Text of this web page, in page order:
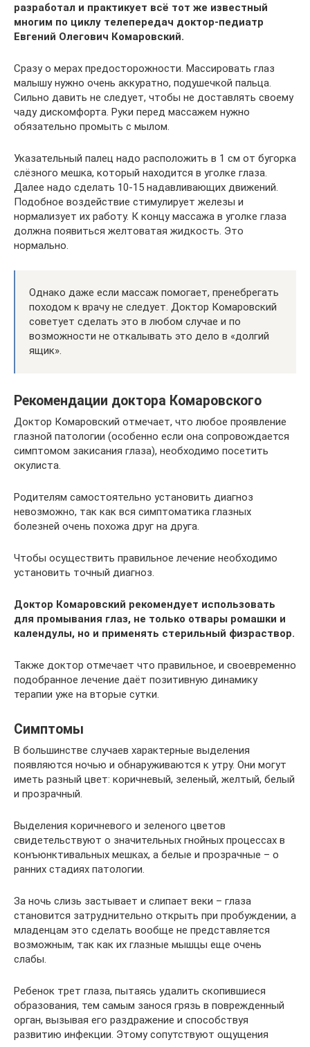
разработал и практикует всё тот же известный
многим по циклу телепередач доктор-педиатр
Евгений Олегович Комаровский.
Сразу о мерах предосторожности. Массировать глаз
малышу нужно очень аккуратно, подушечкой пальца.
Сильно давить не следует, чтобы не доставлять своему
чаду дискомфорта. Руки перед массажем нужно
обязательно промыть с мылом.
Указательный палец надо расположить в 1 см от бугорка
слёзного мешка, который находится в уголке глаза.
Далее надо сделать 10-15 надавливающих движений.
Подобное воздействие стимулирует железы и
нормализует их работу. К концу массажа в уголке глаза
должна появиться желтоватая жидкость. Это
нормально.
Однако даже если массаж помогает, пренебрегать
походом к врачу не следует. Доктор Комаровский
советует сделать это в любом случае и по
возможности не откалывать это дело в «долгий
ящик».
Рекомендации доктора Комаровского
Доктор Комаровский отмечает, что любое проявление
глазной патологии (особенно если она сопровождается
симптомом закисания глаза), необходимо посетить
окулиста.
Родителям самостоятельно установить диагноз
невозможно, так как вся симптоматика глазных
болезней очень похожа друг на друга.
Чтобы осуществить правильное лечение необходимо
установить точный диагноз.
Доктор Комаровский рекомендует использовать
для промывания глаз, не только отвары ромашки и
календулы, но и применять стерильный физраствор.
Также доктор отмечает что правильное, и своевременно
подобранное лечение даёт позитивную динамику
терапии уже на вторые сутки.
Симптомы
В большинстве случаев характерные выделения
появляются ночью и обнаруживаются к утру. Они могут
иметь разный цвет: коричневый, зеленый, желтый, белый
и прозрачный.
Выделения коричневого и зеленого цветов
свидетельствуют о значительных гнойных процессах в
конъюнктивальных мешках, а белые и прозрачные – о
ранних стадиях патологии.
За ночь слизь застывает и слипает веки – глаза
становится затруднительно открыть при пробуждении, а
младенцам это сделать вообще не представляется
возможным, так как их глазные мышцы еще очень
слабы.
Ребенок трет глаза, пытаясь удалить скопившиеся
образования, тем самым занося грязь в поврежденный
орган, вызывая его раздражение и способствуя
развитию инфекции. Этому сопутствуют ощущения